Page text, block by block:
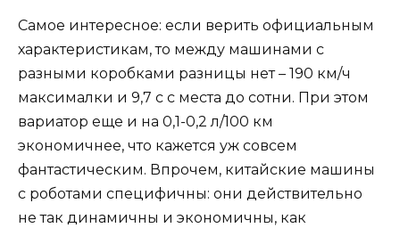
Самое интересное: если верить официальным
характеристикам, то между машинами с
разными коробками разницы нет – 190 км/ч
максималки и 9,7 с с места до сотни. При этом
вариатор еще и на 0,1-0,2 л/100 км
экономичнее, что кажется уж совсем
фантастическим. Впрочем, китайские машины
с роботами специфичны: они действительно
не так динамичны и экономичны, как